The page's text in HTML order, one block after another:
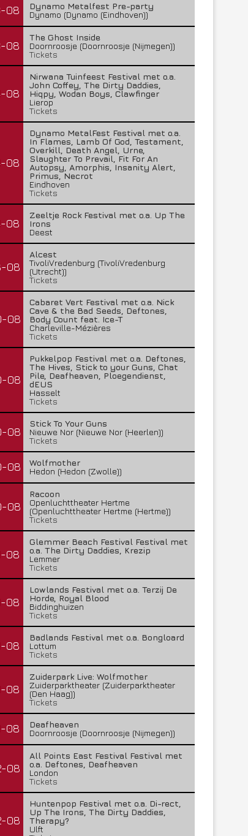
08
Dynamo Metalfest Pre-party
Dynamo (Dynamo (Eindhoven))
08
The Ghost Inside
Doornroosje (Doornroosje (Nijmegen))
Tickets
08
Nirwana Tuinfeest Festival met o.a.
John Coffey, The Dirty Daddies,
Hiqpy, Wodan Boys, Clawfinger
Lierop
Tickets
08
Dynamo MetalFest Festival met o.a.
In Flames, Lamb Of God, Testament,
Overkill, Death Angel, Urne,
Slaughter To Prevail, Fit For An
Autopsy, Amorphis, Insanity Alert,
Primus, Necrot
Eindhoven
Tickets
08
Zeeltje Rock Festival met o.a. Up The
Irons
Deest
08
Alcest
TivoliVredenburg (TivoliVredenburg
(Utrecht))
Tickets
08
Cabaret Vert Festival met o.a. Nick
Cave & the Bad Seeds, Deftones,
Body Count feat. Ice-T
Charleville-Mézières
Tickets
08
Pukkelpop Festival met o.a. Deftones,
The Hives, Stick to your Guns, Chat
Pile, Deafheaven, Ploegendienst,
dEUS
Hasselt
Tickets
08
Stick To Your Guns
Nieuwe Nor (Nieuwe Nor (Heerlen))
Tickets
08
Wolfmother
Hedon (Hedon (Zwolle))
08
Racoon
Openluchttheater Hertme
(Openluchttheater Hertme (Hertme))
Tickets
08
Glemmer Beach Festival Festival met
o.a. The Dirty Daddies, Krezip
Lemmer
Tickets
08
Lowlands Festival met o.a. Terzij De
Horde, Royal Blood
Biddinghuizen
Tickets
08
Badlands Festival met o.a. Bongloard
Lottum
Tickets
08
Zuiderpark Live: Wolfmother
Zuiderparktheater (Zuiderparktheater
(Den Haag))
Tickets
08
Deafheaven
Doornroosje (Doornroosje (Nijmegen))
08
All Points East Festival Festival met
o.a. Deftones, Deafheaven
London
Tickets
08
Huntenpop Festival met o.a. Di-rect,
Up The Irons, The Dirty Daddies,
Therapy?
Ulft